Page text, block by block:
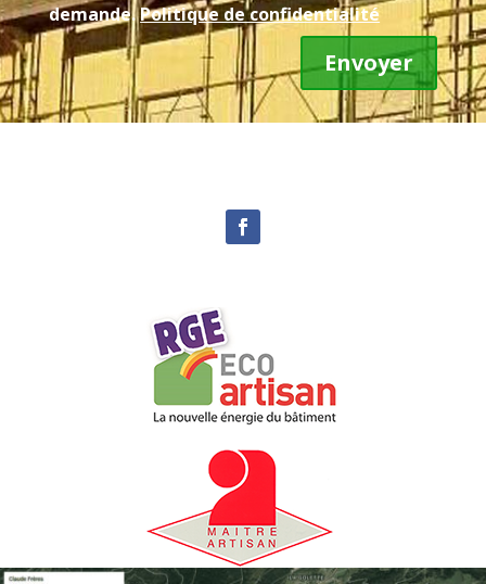
demande.Politique de confidentialité
Envoyer